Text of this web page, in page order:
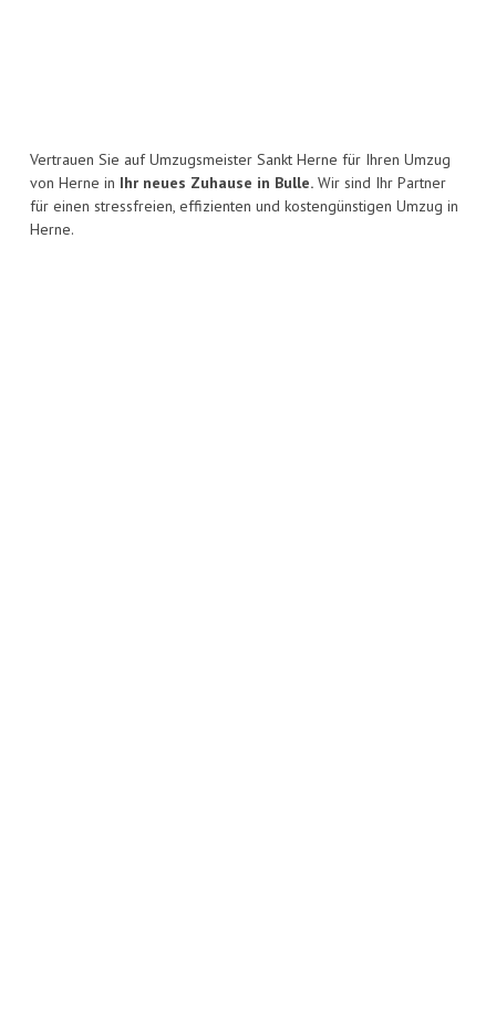
Vertrauen Sie auf Umzugsmeister Sankt Herne für Ihren Umzug
von Herne in Ihr neues Zuhause in Bulle. Wir sind Ihr Partner
für einen stressfreien, effizienten und kostengünstigen Umzug in
Herne.